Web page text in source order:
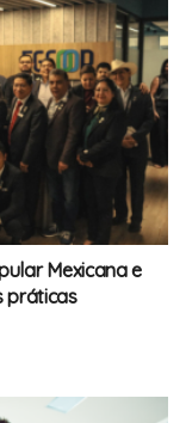
Mexicana e
práticas